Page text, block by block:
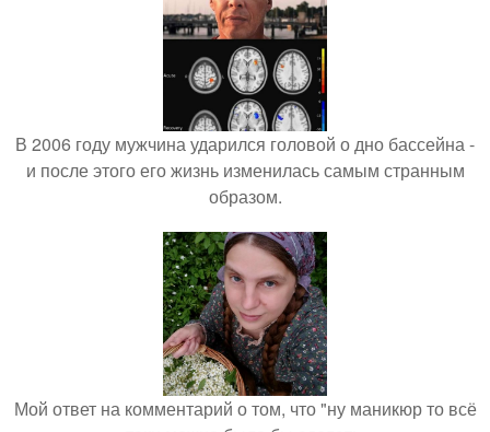
В 2006 году мужчина ударился головой о дно бассейна -
и после этого его жизнь изменилась самым странным
образом.
Мой ответ на комментарий о том, что "ну маникюр то всё